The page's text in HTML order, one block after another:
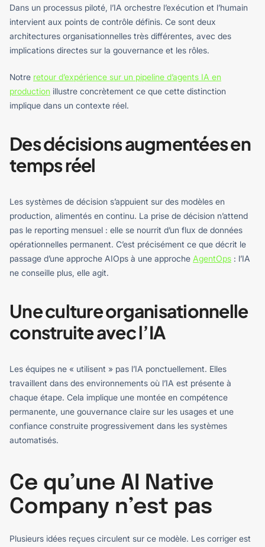
Dans un processus piloté, l’IA orchestre l’exécution et l’humain
intervient aux points de contrôle définis. Ce sont deux
architectures organisationnelles très différentes, avec des
implications directes sur la gouvernance et les rôles.
Notre retour d’expérience sur un pipeline d’agents IA en
production illustre concrètement ce que cette distinction
implique dans un contexte réel.
Des décisions augmentées en
temps réel
Les systèmes de décision s’appuient sur des modèles en
production, alimentés en continu. La prise de décision n’attend
pas le reporting mensuel : elle se nourrit d’un flux de données
opérationnelles permanent. C’est précisément ce que décrit le
passage d’une approche AIOps à une approche AgentOps : l’IA
ne conseille plus, elle agit.
Une culture organisationnelle
construite avec l’IA
Les équipes ne « utilisent » pas l’IA ponctuellement. Elles
travaillent dans des environnements où l’IA est présente à
chaque étape. Cela implique une montée en compétence
permanente, une gouvernance claire sur les usages et une
confiance construite progressivement dans les systèmes
automatisés.
Ce qu’une AI Native
Company n’est pas
Plusieurs idées reçues circulent sur ce modèle. Les corriger est